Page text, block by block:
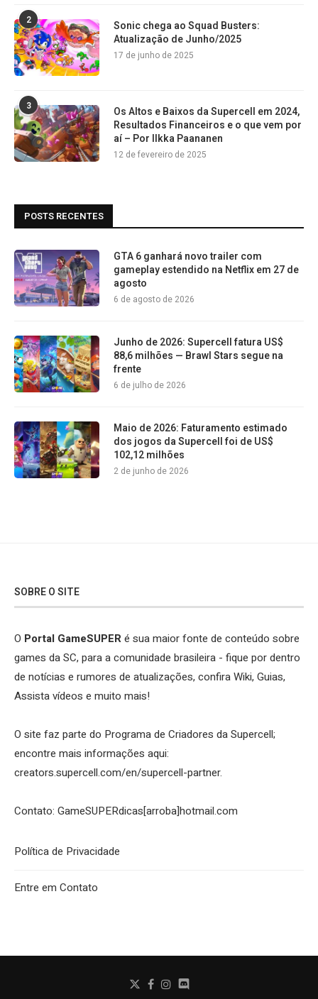
2
Sonic chega ao Squad Busters:
Atualização de Junho/2025
17 de junho de 2025
3
Os Altos e Baixos da Supercell em 2024,
Resultados Financeiros e o que vem por
aí – Por Ilkka Paananen
12 de fevereiro de 2025
POSTS RECENTES
GTA 6 ganhará novo trailer com
gameplay estendido na Netflix em 27 de
agosto
6 de agosto de 2026
Junho de 2026: Supercell fatura US$
88,6 milhões — Brawl Stars segue na
frente
6 de julho de 2026
Maio de 2026: Faturamento estimado
dos jogos da Supercell foi de US$
102,12 milhões
2 de junho de 2026
SOBRE O SITE
O Portal GameSUPERé sua maior fonte de conteúdo sobre
games da SC, para a comunidade brasileira - fique por dentro
de notícias e rumores de atualizações, confira Wiki, Guias,
Assista vídeos e muito mais!
O site faz parte do Programa de Criadores da Supercell;
encontre mais informações aqui:
creators.supercell.com/en/supercell-partner.
Contato: GameSUPERdicas[arroba]hotmail.com
Política de Privacidade
Entre em Contato